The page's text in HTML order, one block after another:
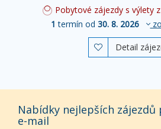
Pobytové zájezdy s výlety
1 termín od 30. 8. 2026
 Detail
Nabídky nejlepších zájezdů
e-mail